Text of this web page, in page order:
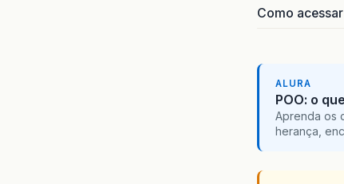
Como
ALURA
POO: o
Aprenda os
herança,